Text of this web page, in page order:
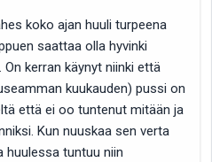
koko ajan huuli turpeena
saattaa olla hyvinki
kerran käynyt niinki että
kuukauden) pussi on
että ei oo tuntenut mitään ja
Kun nuuskaa sen verta
huulessa tuntuu niin